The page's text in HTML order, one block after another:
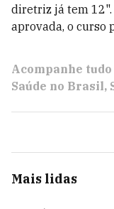
diretriz já tem 12".
aprovada, o curso
Acompanhe
Saúde no Brasil
Mais lidas